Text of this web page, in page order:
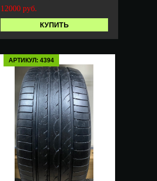
12000 руб.
КУПИТЬ
АРТИКУЛ: 4394